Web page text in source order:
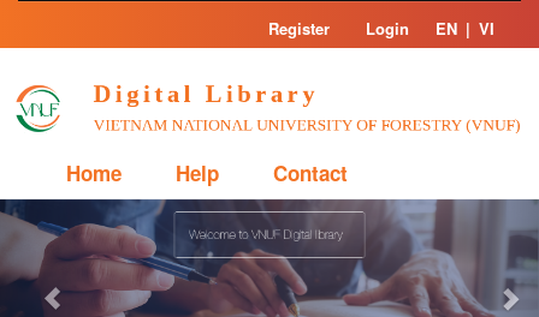
Skip
Register Login EN | VI
Home Help Contact
Previous